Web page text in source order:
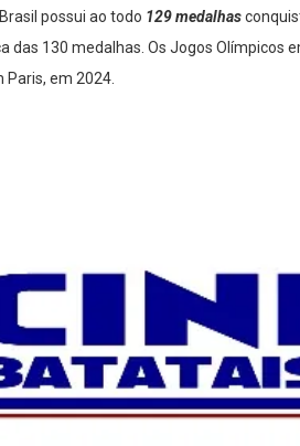
possui ao todo 129 medalhas
das 130 medalhas. Os Jogos Olímpicos
em 2024.